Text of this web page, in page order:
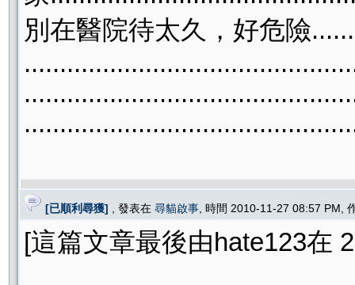
別在醫院待太久，好危險
[已順利尋獲] , 發表在 尋貓啟事 , 時間 2010-11-27 08:57 PM,
[這篇文章最後由hate123在